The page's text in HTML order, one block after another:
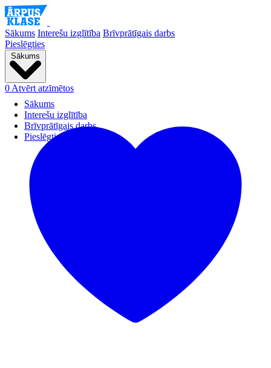
Sākums Interešu izglītība Brīvprātīgais darbs
Pieslēgties
Sākums
Sākums
Interešu izglītība
Brīvprātīgais darbs
Pieslēgties
0 Atvērt atzīmētos